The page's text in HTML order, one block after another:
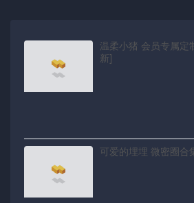
温柔小猪 会员专属定
新]
可爱的埋埋 微密圈合